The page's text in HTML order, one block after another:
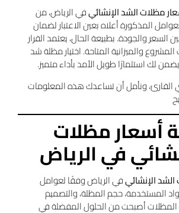
مظلات الشد الإنشائيفي الرياض، من
المذكورة أعلاه بعين الاعتبار لضمان
السعر والجودة. بطبيعة الحال، يعتمد القرار
والميزانية المتاحة. اختيار مظلة شد
لك استثمارًا طويل الأمد بأداء متميز.
القارئ، ونأمل أن تساعدك هذه المعلومات
أسعار مظلات
في الرياض
الإنشائيفي الرياض وفقًا لعوامل
المستخدمة، حجم المظلة، والتصميم
أصبحت من الحلول المفضلة في